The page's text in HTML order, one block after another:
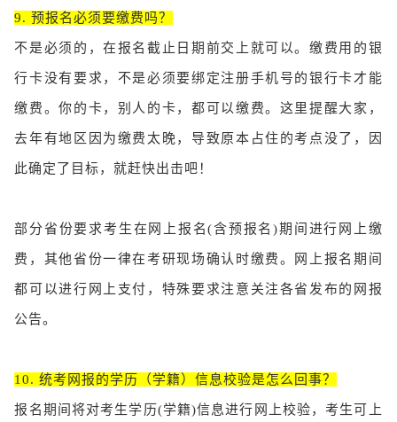
9. 预报名必须要缴费吗？
不是必须的，在报名截止日期前交上就可以。缴费用的银
行卡没有要求，不是必须要绑定注册手机号的银行卡才能
缴费。你的卡，别人的卡，都可以缴费。这里提醒大家，
去年有地区因为缴费太晚，导致原本占住的考点没了，因
此确定了目标，就赶快出击吧！
部分省份要求考生在网上报名(含预报名)期间进行网上缴
费，其他省份一律在考研现场确认时缴费。网上报名期间
都可以进行网上支付，特殊要求注意关注各省发布的网报
公告。
10. 统考网报的学历（学籍）信息校验是怎么回事？
报名期间将对考生学历(学籍)信息进行网上校验，考生可上